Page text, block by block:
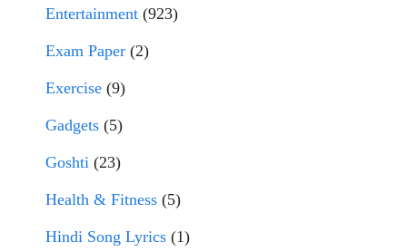
Entertainment (923)
Exam Paper (2)
Exercise (9)
Gadgets (5)
Goshti (23)
Health & Fitness (5)
Hindi Song Lyrics (1)